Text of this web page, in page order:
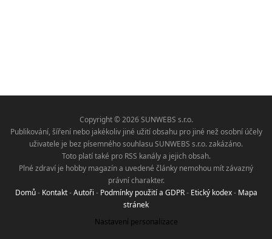
Copyright © 2026 SUNWEBS s.r.o.
Publikování, šíření nebo jakékoliv jiné užití obsahu pro jiné než osobní účely
uživatele je bez písemného souhlasu SUNWEBS s.r.o. zakázáno.
Toto platí také pro RSS kanály a jejich obsah.
Plné zdraví je hobby magazín a uvedené články nemohou mít závazný
právní charakter.
Domů- Kontakt-Autoři - Podmínky použití a GDPR- Etický kodex- Mapa
stránek
Nastavení personalizace